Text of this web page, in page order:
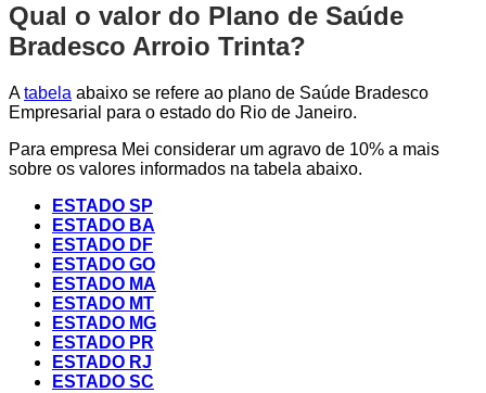
Qual o valor do Plano de Saúde
Bradesco Arroio Trinta?
Atabela abaixo se refere ao plano de Saúde Bradesco
Empresarial para o estado do Rio de Janeiro.
Para empresa Mei considerar um agravo de 10% a mais
sobre os valores informados na tabela abaixo.
ESTADO SP
ESTADO BA
ESTADO DF
ESTADO GO
ESTADO MA
ESTADO MT
ESTADO MG
ESTADO PR
ESTADO RJ
ESTADO SC